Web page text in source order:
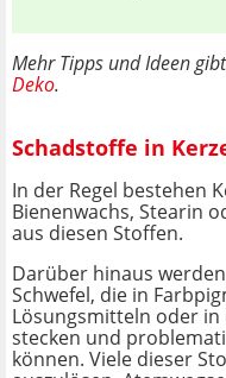
Mehr Tipps und Ideen
Deko.
Schadstoffe in
In der Regel bestehen
Bienenwachs, Stearin
aus diesen Stoffen.
Darüber hinaus
Schwefel, die in
Lösungsmitteln oder
stecken und
können. Viele dieser